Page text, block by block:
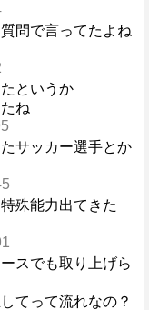
問で言ってたよね
というか
ね
サッカー選手とか
殊能力出てきた
スでも取り上げら
てって流れなの？